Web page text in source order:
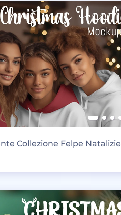
Collezione Felpe Natalizie